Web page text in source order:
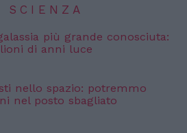
più grande conosciuta:
di anni luce
nello spazio: potremmo
nel posto sbagliato